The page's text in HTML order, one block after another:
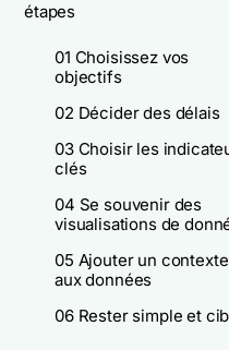
étapes
01 Choisissez vos
objectifs
02 Décider des délais
03 Choisir les
clés
04 Se souvenir des
visualisations de
05 Ajouter un contexte
aux données
06 Rester simple et